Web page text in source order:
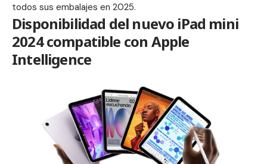
todos sus embalajes en 2025.
Disponibilidad del nuevo iPad mini
2024 compatible con Apple
Intelligence